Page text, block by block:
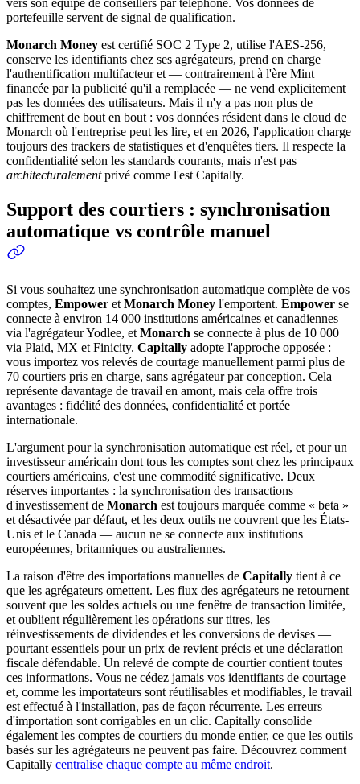
vers son équipe de conseillers par téléphone. Vos données de
portefeuille servent de signal de qualification.
Monarch Money est certifié SOC 2 Type 2, utilise l'AES-256,
conserve les identifiants chez ses agrégateurs, prend en charge
l'authentification multifacteur et — contrairement à l'ère Mint
financée par la publicité qu'il a remplacée — ne vend explicitement
pas les données des utilisateurs. Mais il n'y a pas non plus de
chiffrement de bout en bout : vos données résident dans le cloud de
Monarch où l'entreprise peut les lire, et en 2026, l'application charge
toujours des trackers de statistiques et d'enquêtes tiers. Il respecte la
confidentialité selon les standards courants, mais n'est pas
architecturalementprivé comme l'est Capitally.
Support des courtiers : synchronisation
automatique vs contrôle manuel
Si vous souhaitez une synchronisation automatique complète de vos
comptes, Empower et Monarch Money l'emportent. Empower se
connecte à environ 14 000 institutions américaines et canadiennes
via l'agrégateur Yodlee, et Monarch se connecte à plus de 10 000
via Plaid, MX et Finicity. Capitally adopte l'approche opposée :
vous importez vos relevés de courtage manuellement parmi plus de
70 courtiers pris en charge, sans agrégateur par conception. Cela
représente davantage de travail en amont, mais cela offre trois
avantages : fidélité des données, confidentialité et portée
internationale.
L'argument pour la synchronisation automatique est réel, et pour un
investisseur américain dont tous les comptes sont chez les principaux
courtiers américains, c'est une commodité significative. Deux
réserves importantes : la synchronisation des transactions
d'investissement de Monarch est toujours marquée comme « beta »
et désactivée par défaut, et les deux outils ne couvrent que les États-
Unis et le Canada — aucun ne se connecte aux institutions
européennes, britanniques ou australiennes.
La raison d'être des importations manuelles de Capitally tient à ce
que les agrégateurs omettent. Les flux des agrégateurs ne retournent
souvent que les soldes actuels ou une fenêtre de transaction limitée,
et oublient régulièrement les opérations sur titres, les
réinvestissements de dividendes et les conversions de devises —
pourtant essentiels pour un prix de revient précis et une déclaration
fiscale défendable. Un relevé de compte de courtier contient toutes
ces informations. Vous ne cédez jamais vos identifiants de courtage
et, comme les importateurs sont réutilisables et modifiables, le travail
est effectué à l'installation, pas de façon récurrente. Les erreurs
d'importation sont corrigables en un clic. Capitally consolide
également les comptes de courtiers du monde entier, ce que les outils
basés sur les agrégateurs ne peuvent pas faire. Découvrez comment
Capitally centralise chaque compte au même endroit.